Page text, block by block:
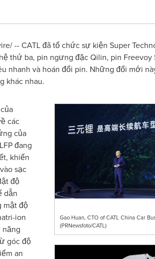
-- CATL đã tổ chức sự kiện Super
thứ ba, pin ngưng đặc Qilin, pin
nhanh và hoán đổi pin. Những đổi mới
khác nhau.
Gao Huan, CTO of CATL China Car
(PRNewsfoto/CATL)
các
của
đang
khiến
sạc
độ
dẫn
mật độ
ion
góc độ
an